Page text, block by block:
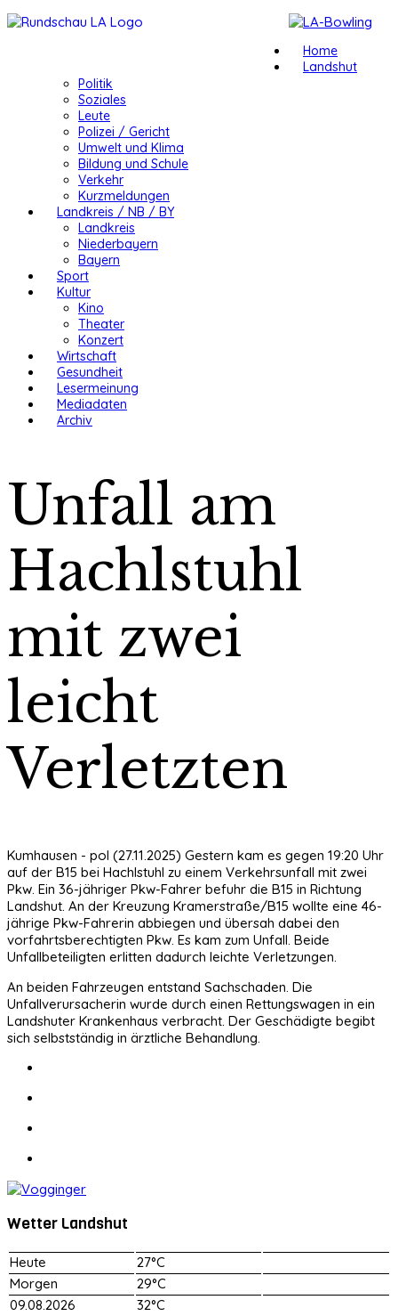
Home
Landshut
Politik
Soziales
Leute
Polizei / Gericht
Umwelt und Klima
Bildung und Schule
Verkehr
Kurzmeldungen
Landkreis / NB / BY
Landkreis
Niederbayern
Bayern
Sport
Kultur
Kino
Theater
Konzert
Wirtschaft
Gesundheit
Lesermeinung
Mediadaten
Archiv
Unfall am
Hachlstuhl
mit zwei
leicht
Verletzten
Kumhausen - pol (27.11.2025) Gestern kam es gegen 19:20 Uhr
auf der B15 bei Hachlstuhl zu einem Verkehrsunfall mit zwei
Pkw. Ein 36-jähriger Pkw-Fahrer befuhr die B15 in Richtung
Landshut. An der Kreuzung Kramerstraße/B15 wollte eine 46-
jährige Pkw-Fahrerin abbiegen und übersah dabei den
vorfahrtsberechtigten Pkw. Es kam zum Unfall. Beide
Unfallbeteiligten erlitten dadurch leichte Verletzungen.
An beiden Fahrzeugen entstand Sachschaden. Die
Unfallverursacherin wurde durch einen Rettungswagen in ein
Landshuter Krankenhaus verbracht. Der Geschädigte begibt
sich selbstständig in ärztliche Behandlung.
Wetter Landshut
Heute
27°C
Morgen
29°C
09.08.2026
32°C